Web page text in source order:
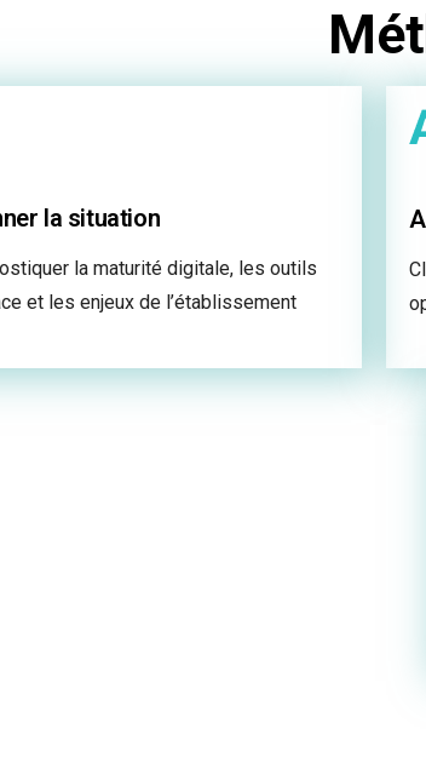
la situation
la maturité digitale, les outils
et les enjeux de l’établissement